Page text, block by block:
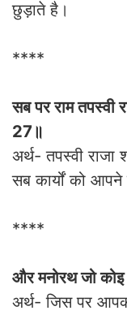
छुड़ाते है।
****
सब पर राम
27॥
अर्थ- तपस्वी
सब कार्यों को
****
और मनोरथ जो
अर्थ- जिस पर